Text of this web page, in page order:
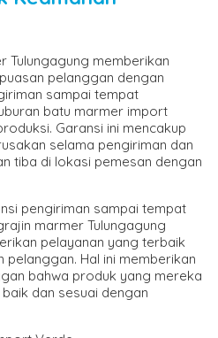
Tulungagung memberikan
pelanggan dengan
sampai tempat
batu marmer import
Garansi ini mencakup
selama pengiriman dan
tiba di lokasi pemesan dengan
pengiriman sampai tempat
marmer Tulungagung
pelayanan yang terbaik
Hal ini memberikan
bahwa produk yang mereka
dan sesuai dengan